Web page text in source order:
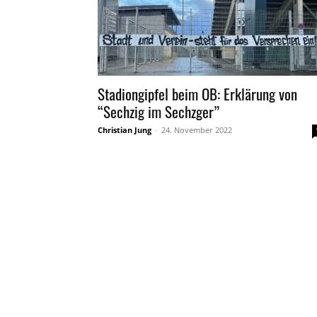
Stadiongipfel beim OB: Erklärung von
“Sechzig im Sechzger”
Christian Jung - 24. November 2022